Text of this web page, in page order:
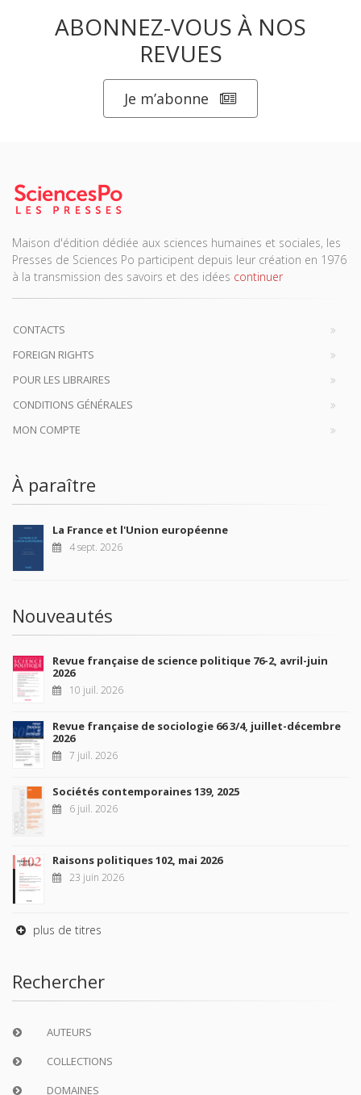
ABONNEZ-VOUS À NOS
REVUES
Je m’abonne
Maison d'édition dédiée aux sciences humaines et sociales, les
Presses de Sciences Po participent depuis leur création en 1976
à la transmission des savoirs et des idées continuer
CONTACTS
FOREIGN RIGHTS
POUR LES LIBRAIRES
CONDITIONS GÉNÉRALES
MON COMPTE
À paraître
La France et l'Union européenne
4 sept. 2026
Nouveautés
Revue française de science politique 76-2, avril-juin
2026
10 juil. 2026
Revue française de sociologie 66 3/4, juillet-décembre
2026
7 juil. 2026
Sociétés contemporaines 139, 2025
6 juil. 2026
Raisons politiques 102, mai 2026
23 juin 2026
plus de titres
Rechercher
AUTEURS
COLLECTIONS
DOMAINES